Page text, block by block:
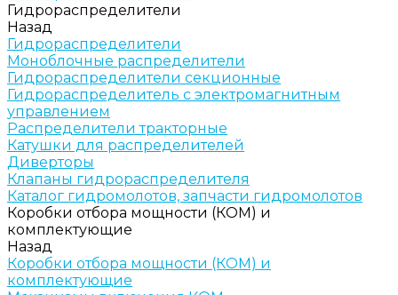
Гидрораспределители
Назад
Гидрораспределители
Моноблочные распределители
Гидрораспределители секционные
Гидрораспределитель с электромагнитным
управлением
Распределители тракторные
Катушки для распределителей
Диверторы
Клапаны гидрораспределителя
Каталог гидромолотов, запчасти гидромолотов
Коробки отбора мощности (КОМ) и
комплектующие
Назад
Коробки отбора мощности (КОМ) и
комплектующие